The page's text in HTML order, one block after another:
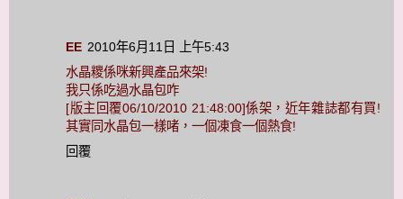
EE 2010年6月11日 上午5:43
水晶糭係咪新興產品來架!
我只係吃過水晶包咋
[版主回覆06/10/2010 21:48:00]係架，近年雜誌都有買!
其實同水晶包一樣啫，一個凍食一個熱食!
回覆